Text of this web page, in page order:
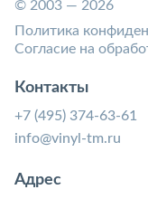
© 2003 — 2026
Политика
Согласие на
Контакты
+7 (495) 374-63-61
info@vinyl-tm.ru
Адрес